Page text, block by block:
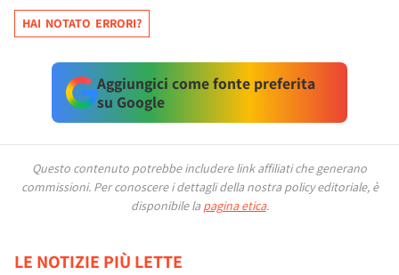
HAI NOTATO ERRORI?
Aggiungici come fonte preferita
su Google
Questo contenuto potrebbe includere link affiliati che generano
commissioni. Per conoscere i dettagli della nostra policy editoriale, è
disponibile la pagina etica.
LE NOTIZIE PIÙ LETTE